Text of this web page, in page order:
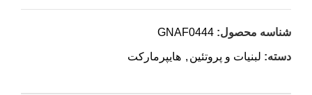
شناسه محصول: GNAF0444
دسته: لبنیات و پروتئین , هایپرمارکت